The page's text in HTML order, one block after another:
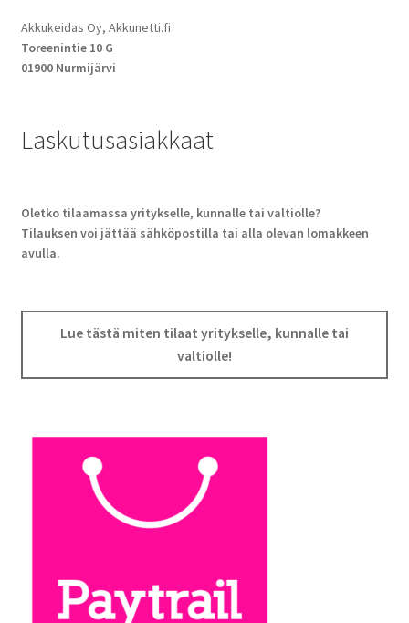
Akkukeidas Oy, Akkunetti.fi
Toreenintie 10 G
01900 Nurmijärvi
Laskutusasiakkaat
Oletko tilaamassa yritykselle, kunnalle tai valtiolle?
Tilauksen voi jättää sähköpostilla tai alla olevan lomakkeen
avulla.
Lue tästä miten tilaat yritykselle, kunnalle tai
valtiolle!